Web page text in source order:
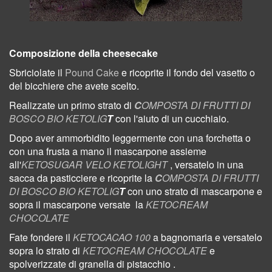
Composizione della cheesecake
Sbriciolate il Pound Cakee ricoprite il fondo del vasetto o
del bicchiere che avete scelto.
Realizzate un primo strato di COMPOSTA DI FRUTTI DI
BOSCO BIO KETOLIGTcon l'aiuto di un cucchiaio.
Dopo aver ammorbidito leggermente con una forchetta o
con una frusta a mano il mascarpone assieme
all'KETOSUGAR VELO KETOLIGHT , versatelo in una
sacca da pasticciere e ricoprite la COMPOSTA DI FRUTTI
DI BOSCO BIO KETOLIGTcon uno strato di mascarpone e
sopra il mascarpone versate laKETOCREAM
CHOCOLATE
Fate fondere il KETOCACAO 100a bagnomaria e versatelo
sopra lo strato di KETOCREAM CHOCOLATEe
spolverizzate di granella di pistacchio .